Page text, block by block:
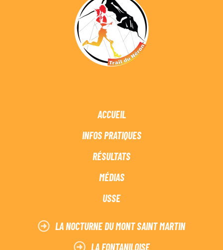
ACCUEIL
INFOS PRATIQUES
RÉSULTATS
MÉDIAS
USSE
LA NOCTURNE DU MONT SAINT MARTIN
LA FONTANILOISE